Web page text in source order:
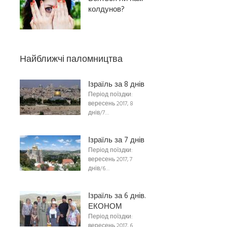
колдунов?
Найближчі паломництва
Ізраїль за 8 днів
Період поїздки:
вересень 2017, 8
днів/7…
Ізраїль за 7 днів
Період поїздки:
вересень 2017, 7
днів/6…
Ізраїль за 6 днів.
ЕКОНОМ
Період поїздки: